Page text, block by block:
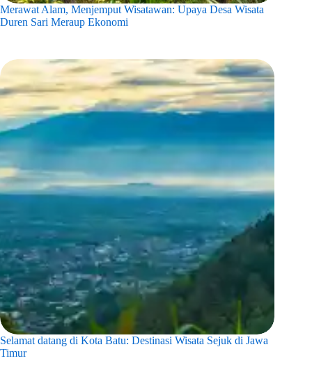
Merawat Alam, Menjemput Wisatawan: Upaya Desa Wisata
Duren Sari Meraup Ekonomi
Selamat datang di Kota Batu: Destinasi Wisata Sejuk di Jawa
Timur